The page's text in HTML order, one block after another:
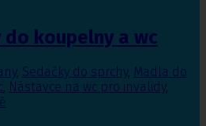
do koupelny a wc
, Sedačky do sprchy, Madla do
, Nástavce na wc pro invalidy,